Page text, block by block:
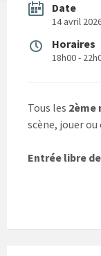
Date
14 avril
Horaires
18h00 -
Tous les 2ème
scène, jouer ou
Entrée libre de